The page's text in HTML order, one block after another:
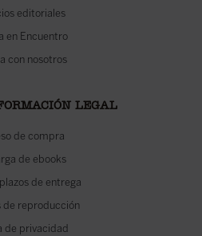
editoriales
en Encuentro
con nosotros
LEGAL
de compra
de ebooks
de entrega
de reproducción
de privacidad